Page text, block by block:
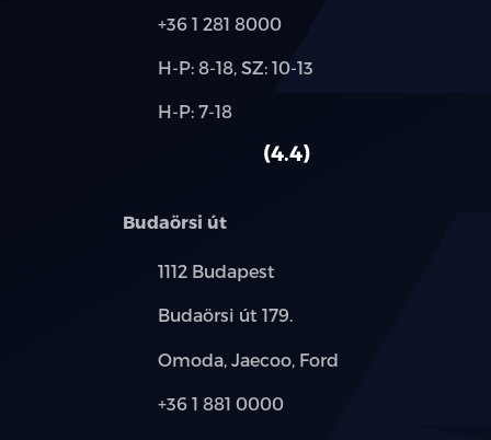
Telefon:
+36 1 281 8000
Új-
használt
H-P: 8-18, SZ: 10-13
Alkatrész,
H-P: 7-18
4.4
Budaörsi út
Település:
1112 Budapest
Cím:
Budaörsi út 179.
Márkák:
Omoda, Jaecoo, Ford
Telefon:
+36 1 881 0000